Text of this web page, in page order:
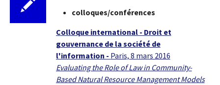
colloques/conférences
Colloque international - Droit et
gouvernance de la société de
l'information - Paris, 8 mars 2016
Evaluating the Role of Law in Community-
Based Natural Resource Management Models